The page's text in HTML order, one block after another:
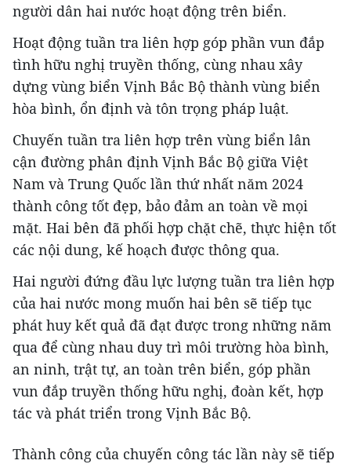
người dân hai nước hoạt động trên biển.
Hoạt động tuần tra liên hợp góp phần vun đắp
tình hữu nghị truyền thống, cùng nhau xây
dựng vùng biển Vịnh Bắc Bộ thành vùng biển
hòa bình, ổn định và tôn trọng pháp luật.
Chuyến tuần tra liên hợp trên vùng biển lân
cận đường phân định Vịnh Bắc Bộ giữa Việt
Nam và Trung Quốc lần thứ nhất năm 2024
thành công tốt đẹp, bảo đảm an toàn về mọi
mặt. Hai bên đã phối hợp chặt chẽ, thực hiện tốt
các nội dung, kế hoạch được thông qua.
Hai người đứng đầu lực lượng tuần tra liên hợp
của hai nước mong muốn hai bên sẽ tiếp tục
phát huy kết quả đã đạt được trong những năm
qua để cùng nhau duy trì môi trường hòa bình,
an ninh, trật tự, an toàn trên biển, góp phần
vun đắp truyền thống hữu nghị, đoàn kết, hợp
tác và phát triển trong Vịnh Bắc Bộ.
Thành công của chuyến công tác lần này sẽ tiếp